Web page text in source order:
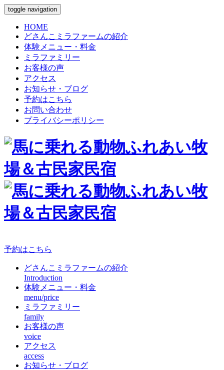
toggle navigation
HOME
どさんこミラファームの紹介
体験メニュー・料金
ミラファミリー
お客様の声
アクセス
お知らせ・ブログ
予約はこちら
お問い合わせ
プライバシーポリシー
予約はこちら
どさんこミラファームの紹介
Introduction
体験メニュー・料金
menu/price
ミラファミリー
family
お客様の声
voice
アクセス
access
お知らせ・ブログ